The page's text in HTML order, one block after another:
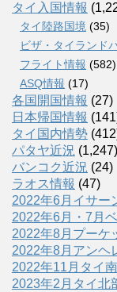
タイ入国情報
タイ陸路国境 (35)
ビザ・タイランド
フライト情報 (582)
ASQ情報 (17)
各国開国情報 (27)
日本帰国情報
タイ国内情勢
パタヤ近況 (1,247)
バンコク近況 (24)
ラオス情報 (47)
2022年6月イサー
2022年6月・7月
2022年8月プーケ
2022年8月アンヘ
2022年11月タイ
2023年2月タイ北